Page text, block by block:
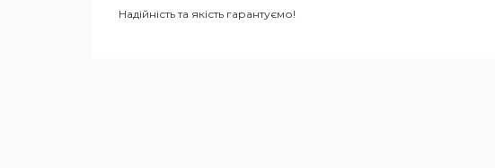
Надійність та якість гарантуємо!